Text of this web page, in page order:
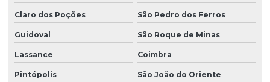
Claro dos Poções São Pedro dos Ferros
Guidoval São Roque de Minas
Lassance Coimbra
Pintópolis São João do Oriente